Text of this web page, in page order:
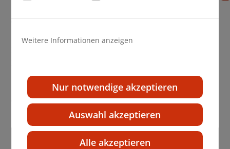
Weitere Informationen anzeigen
Nur notwendige akzeptieren
Auswahl akzeptieren
Alle akzeptieren
Wie putzt man die Zähne richtig? Mit der
Handzahnbürste oder besser mit der elektrischen
Zahnbürste? Was können Sie außer dem
Zähneputzen noch für Ihre Mundgesundheit tun?
In dem etwa 6-minütigen Video bekommen Sie die
Antworten und viele weitere Informationen rund um
das Thema Zahn- und Mundpflege.